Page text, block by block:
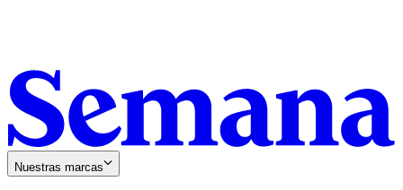
Nuestras marcas